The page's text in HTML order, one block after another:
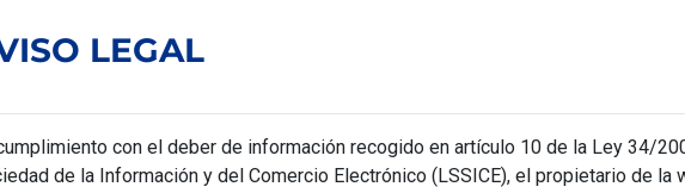
LEGAL
con el deber de información recogido en artículo 10 de la Ley 34/
de la Información y del Comercio Electrónico (LSSICE), el propietario de la